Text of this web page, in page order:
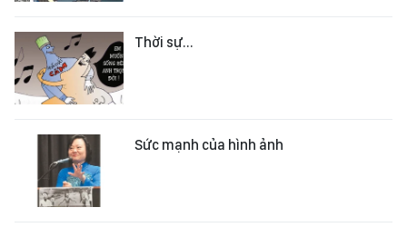
Thời sự...
Sức mạnh của hình ảnh